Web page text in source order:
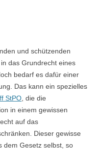
und schützenden
das Grundrecht eines
bedarf es dafür einer
Das kann ein spezielles
StPO , die die
in einem gewissen
auf das
Dieser gewisse
dem Gesetz selbst, so